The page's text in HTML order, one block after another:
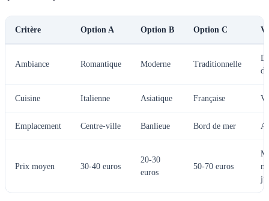
Critère Option A Option B Option C
Ambiance Romantique Moderne Traditionnelle
Cuisine Italienne Asiatique Française
Emplacement Centre-ville Banlieue Bord de mer
Prix moyen 30-40 euros
20-30
euros
50-70 euros